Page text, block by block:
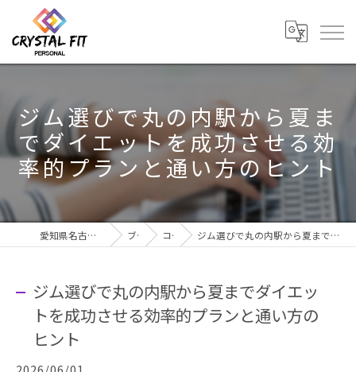
ジム選びで丸の内駅から夏ま
でダイエットを成功させる効
率的プランと通い方のヒント
愛知県名古屋市のジムならCRYSTAL Fit ブログ コラム ジム選びで丸の内駅から夏までダイエットを成功させる効率的プランと通い方のヒント
ジム選びで丸の内駅から夏までダイエッ
トを成功させる効率的プランと通い方の
ヒント